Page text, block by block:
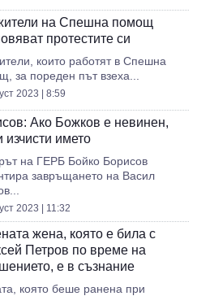
на Спешна помощ
протестите си
които работят в Спешна
за пореден път взеха...
2023 | 8:59
Ако Божков е невинен,
изчисти името
на ГЕРБ Бойко Борисов
завръщането на Васил
2023 | 11:32
жена, която е била с
Петров по време на
е в съзнание
която беше ранена при